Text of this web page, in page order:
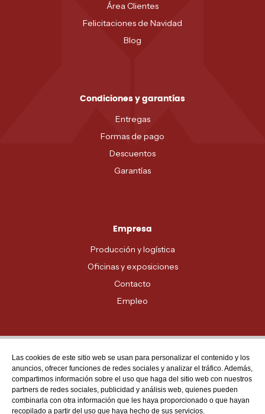
Área Clientes
Felicitaciones de Navidad
Blog
Condiciones y garantías
Entregas
Formas de pago
Descuentos
Garantías
Empresa
Producción y logística
Oficinas y exposiciones
Contacto
Empleo
Atención al cliente
MADRID - 91 678 70 70
BARCELONA - 93 635 28 28
Las cookies de este sitio web se usan para personalizar el contenido y los
anuncios, ofrecer funciones de redes sociales y analizar el tráfico. Además,
compartimos información sobre el uso que haga del sitio web con nuestros
partners de redes sociales, publicidad y análisis web, quienes pueden
combinarla con otra información que les haya proporcionado o que hayan
recopilado a partir del uso que haya hecho de sus servicios.